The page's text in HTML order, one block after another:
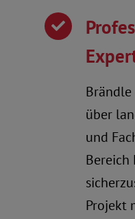
über
und
Bereich
Projekt